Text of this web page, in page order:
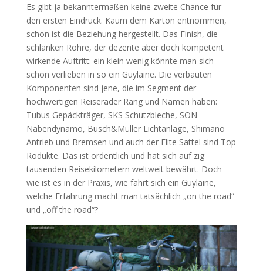
Es gibt ja bekanntermaßen keine zweite Chance für
den ersten Eindruck. Kaum dem Karton entnommen,
schon ist die Beziehung hergestellt. Das Finish, die
schlanken Rohre, der dezente aber doch kompetent
wirkende Auftritt: ein klein wenig könnte man sich
schon verlieben in so ein Guylaine. Die verbauten
Komponenten sind jene, die im Segment der
hochwertigen Reiseräder Rang und Namen haben:
Tubus Gepäckträger, SKS Schutzbleche, SON
Nabendynamo, Busch&Müller Lichtanlage, Shimano
Antrieb und Bremsen und auch der Flite Sattel sind Top
Rodukte. Das ist ordentlich und hat sich auf zig
tausenden Reisekilometern weltweit bewährt. Doch
wie ist es in der Praxis, wie fährt sich ein Guylaine,
welche Erfahrung macht man tatsächlich „on the road“
und „off the road“?